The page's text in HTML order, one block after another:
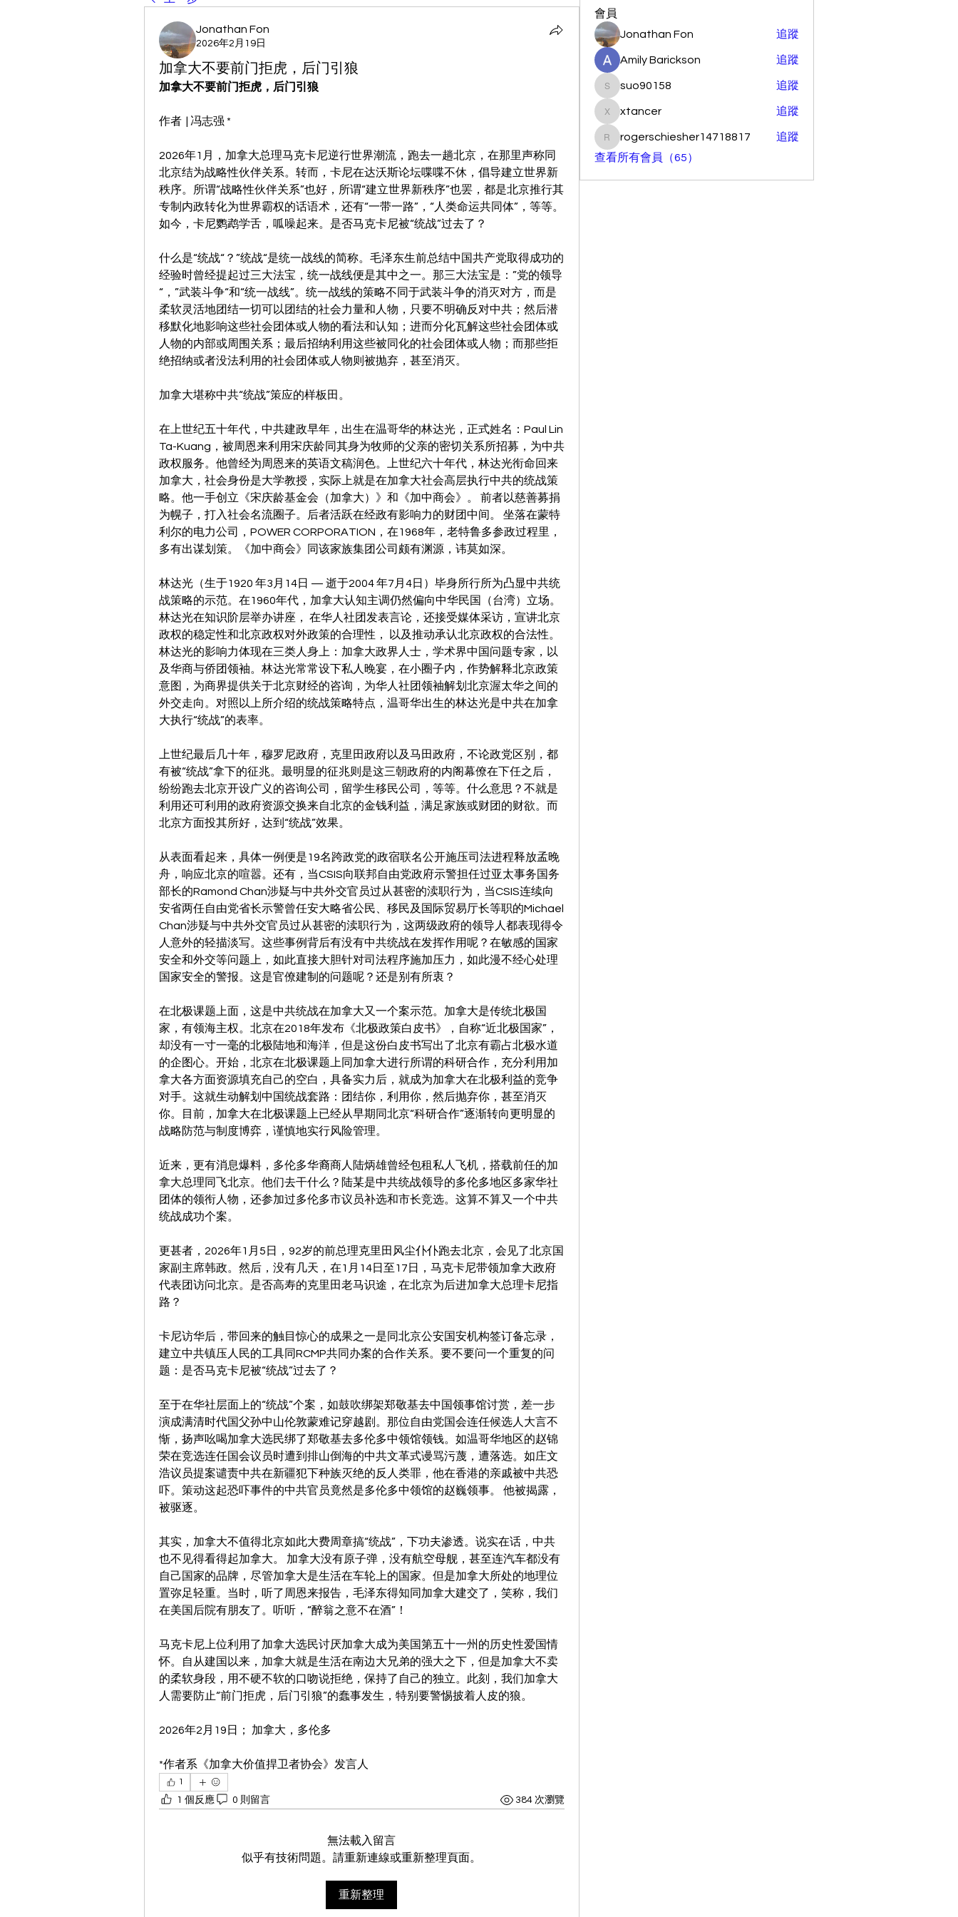
Jonathan Fon
2026年2月19日
加拿大不要前门拒虎，后门引狼
加拿大不要前门拒虎，后门引狼
作者  | 冯志强 *
2026年1月，加拿大总理马克卡尼逆行世界潮流，跑去一趟北京，在那里声称同
北京结为战略性伙伴关系。转而，卡尼在达沃斯论坛喋喋不休，倡导建立世界新
秩序。所谓“战略性伙伴关系”也好，所谓“建立世界新秩序”也罢，都是北京推行其
专制内政转化为世界霸权的话语术，还有“一带一路”，“人类命运共同体”，等等。
如今，卡尼鹦鹉学舌，呱噪起来。是否马克卡尼被“统战”过去了？
什么是“统战“？”统战“是统一战线的简称。毛泽东生前总结中国共产党取得成功的
经验时曾经提起过三大法宝，统一战线便是其中之一。那三大法宝是：”党的领导
“，”武装斗争“和“统一战线”。统一战线的策略不同于武装斗争的消灭对方，而是
柔软灵活地团结一切可以团结的社会力量和人物，只要不明确反对中共；然后潜
移默化地影响这些社会团体或人物的看法和认知；进而分化瓦解这些社会团体或
人物的内部或周围关系；最后招纳利用这些被同化的社会团体或人物；而那些拒
绝招纳或者没法利用的社会团体或人物则被抛弃，甚至消灭。
加拿大堪称中共“统战”策应的样板田。
在上世纪五十年代，中共建政早年，出生在温哥华的林达光，正式姓名：Paul Lin
Ta-Kuang，被周恩来利用宋庆龄同其身为牧师的父亲的密切关系所招募，为中共
政权服务。他曾经为周恩来的英语文稿润色。上世纪六十年代，林达光衔命回来
加拿大，社会身份是大学教授，实际上就是在加拿大社会高层执行中共的统战策
略。他一手创立《宋庆龄基金会（加拿大）》和《加中商会》。 前者以慈善募捐
为幌子，打入社会名流圈子。后者活跃在经政有影响力的财团中间。 坐落在蒙特
利尔的电力公司，POWER CORPORATION，在1968年，老特鲁多参政过程里，
多有出谋划策。《加中商会》同该家族集团公司颇有渊源，讳莫如深。
林达光（生于1920 年3月14日 — 逝于2004 年7月4日）毕身所行所为凸显中共统
战策略的示范。在1960年代，加拿大认知主调仍然偏向中华民国（台湾）立场。
林达光在知识阶层举办讲座， 在华人社团发表言论，还接受媒体采访，宣讲北京
政权的稳定性和北京政权对外政策的合理性， 以及推动承认北京政权的合法性。
林达光的影响力体现在三类人身上：加拿大政界人士，学术界中国问题专家，以
及华商与侨团领袖。林达光常常设下私人晚宴，在小圈子内，作势解释北京政策
意图，为商界提供关于北京财经的咨询，为华人社团领袖解划北京渥太华之间的
外交走向。对照以上所介绍的统战策略特点，温哥华出生的林达光是中共在加拿
大执行“统战”的表率。
上世纪最后几十年，穆罗尼政府，克里田政府以及马田政府，不论政党区别，都
有被“统战”拿下的征兆。最明显的征兆则是这三朝政府的内阁幕僚在下任之后，
纷纷跑去北京开设广义的咨询公司，留学生移民公司，等等。什么意思？不就是
利用还可利用的政府资源交换来自北京的金钱利益，满足家族或财团的财欲。而
北京方面投其所好，达到“统战”效果。
从表面看起来，具体一例便是19名跨政党的政宿联名公开施压司法进程释放孟晚
舟，响应北京的喧嚣。还有，当CSIS向联邦自由党政府示警担任过亚太事务国务
部长的Ramond Chan涉疑与中共外交官员过从甚密的渎职行为，当CSIS连续向
安省两任自由党省长示警曾任安大略省公民、移民及国际贸易厅长等职的Michael
Chan涉疑与中共外交官员过从甚密的渎职行为，这两级政府的领导人都表现得令
人意外的轻描淡写。这些事例背后有没有中共统战在发挥作用呢？在敏感的国家
安全和外交等问题上，如此直接大胆针对司法程序施加压力，如此漫不经心处理
国家安全的警报。这是官僚建制的问题呢？还是别有所衷？
在北极课题上面，这是中共统战在加拿大又一个案示范。加拿大是传统北极国
家，有领海主权。北京在2018年发布《北极政策白皮书》，自称“近北极国家”，
却没有一寸一毫的北极陆地和海洋，但是这份白皮书写出了北京有霸占北极水道
的企图心。开始，北京在北极课题上同加拿大进行所谓的科研合作，充分利用加
拿大各方面资源填充自己的空白，具备实力后，就成为加拿大在北极利益的竞争
对手。这就生动解划中国统战套路：团结你，利用你，然后抛弃你，甚至消灭
你。目前，加拿大在北极课题上已经从早期同北京“科研合作”逐渐转向更明显的
战略防范与制度博弈，谨慎地实行风险管理。
近来，更有消息爆料，多伦多华裔商人陆炳雄曾经包租私人飞机，搭载前任的加
拿大总理同飞北京。他们去干什么？陆某是中共统战领导的多伦多地区多家华社
团体的领衔人物，还参加过多伦多市议员补选和市长竞选。这算不算又一个中共
统战成功个案。
更甚者，2026年1月5日，92岁的前总理克里田风尘仆仆跑去北京，会见了北京国
家副主席韩政。然后，没有几天，在1月14日至17日，马克卡尼带领加拿大政府
代表团访问北京。是否高寿的克里田老马识途，在北京为后进加拿大总理卡尼指
路？
卡尼访华后，带回来的触目惊心的成果之一是同北京公安国安机构签订备忘录，
建立中共镇压人民的工具同RCMP共同办案的合作关系。要不要问一个重复的问
题：是否马克卡尼被“统战”过去了？
至于在华社层面上的“统战”个案，如鼓吹绑架郑敬基去中国领事馆讨赏，差一步
演成满清时代国父孙中山伦敦蒙难记穿越剧。那位自由党国会连任候选人大言不
惭，扬声吆喝加拿大选民绑了郑敬基去多伦多中领馆领钱。如温哥华地区的赵锦
荣在竞选连任国会议员时遭到排山倒海的中共文革式谩骂污蔑，遭落选。如庄文
浩议员提案谴责中共在新疆犯下种族灭绝的反人类罪，他在香港的亲戚被中共恐
吓。策动这起恐吓事件的中共官员竟然是多伦多中领馆的赵巍领事。 他被揭露，
被驱逐。
其实，加拿大不值得北京如此大费周章搞“统战”，下功夫渗透。说实在话，中共
也不见得看得起加拿大。 加拿大没有原子弹，没有航空母舰，甚至连汽车都没有
自己国家的品牌，尽管加拿大是生活在车轮上的国家。但是加拿大所处的地理位
置弥足轻重。当时，听了周恩来报告，毛泽东得知同加拿大建交了，笑称，我们
在美国后院有朋友了。听听，“醉翁之意不在酒”！
马克卡尼上位利用了加拿大选民讨厌加拿大成为美国第五十一州的历史性爱国情
怀。自从建国以来，加拿大就是生活在南边大兄弟的强大之下，但是加拿大不卖
的柔软身段，用不硬不软的口吻说拒绝，保持了自己的独立。此刻，我们加拿大
人需要防止“前门拒虎，后门引狼”的蠢事发生，特别要警惕披着人皮的狼。
2026年2月19日； 加拿大，多伦多
*作者系《加拿大价值捍卫者协会》发言人
1
1 個反應 0 則留言 384 次瀏覽
無法載入留言
似乎有技術問題。請重新連線或重新整理頁面。
重新整理
會員
Jonathan Fon 追蹤
Amily Barickson 追蹤
suo90158
suo90158 追蹤
xtancer
xtancer 追蹤
rogerschiesher14718817
rogerschiesher14718817
追蹤
查看所有會員（65）